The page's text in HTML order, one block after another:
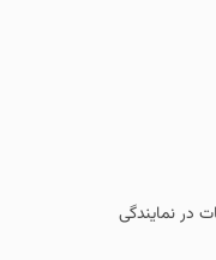
در نمایندگی